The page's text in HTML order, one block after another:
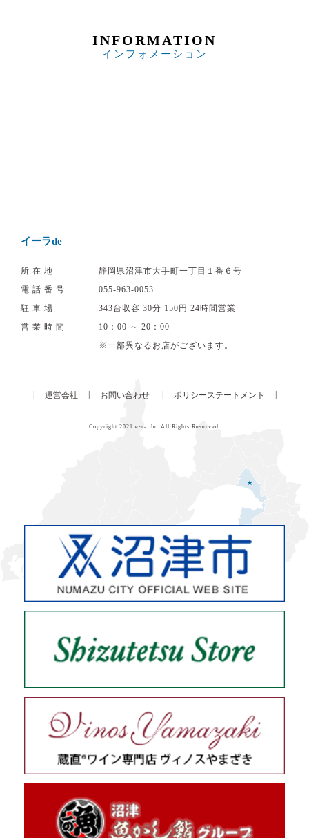
INFORMATION
インフォメーション
イーラde
所在地
静岡県沼津市大手町一丁目１番６号
電話番号
055‐963‐0053
駐車場
343台収容 30分 150円 24時間営業
営業時間
10：00 ～ 20：00
※一部異なるお店がございます。
| 運営会社 | お問い合わせ | ポリシーステートメント |
Copyright 2021 e-ra de . All Rights Reserved.